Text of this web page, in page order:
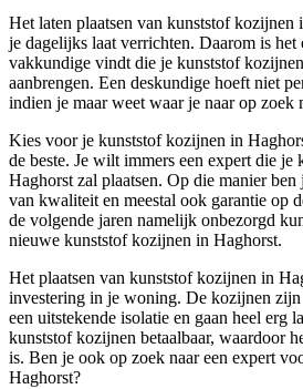
Het laten plaatsen van kunststof kozijnen
je dagelijks laat verrichten. Daarom is het
vakkundige vindt die je kunststof
aanbrengen. Een deskundige hoeft niet
indien je maar weet waar je naar op zoek
Kies voor je kunststof kozijnen in
de beste. Je wilt immers een expert die je
Haghorst zal plaatsen. Op die manier ben
van kwaliteit en meestal ook garantie op
de volgende jaren namelijk onbezorgd
nieuwe kunststof kozijnen in Haghorst.
Het plaatsen van kunststof kozijnen in
investering in je woning. De kozijnen zijn
een uitstekende isolatie en gaan heel erg
kunststof kozijnen betaalbaar, waardoor
is. Ben je ook op zoek naar een expert
Haghorst?